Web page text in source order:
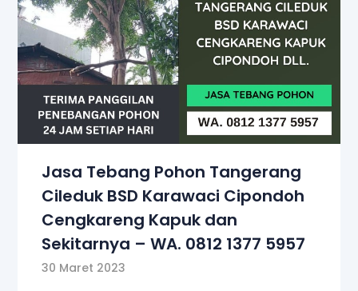
Jasa Tebang Pohon Tangerang
Cileduk BSD Karawaci Cipondoh
Cengkareng Kapuk dan
Sekitarnya – WA. 0812 1377 5957
30 Maret 2023